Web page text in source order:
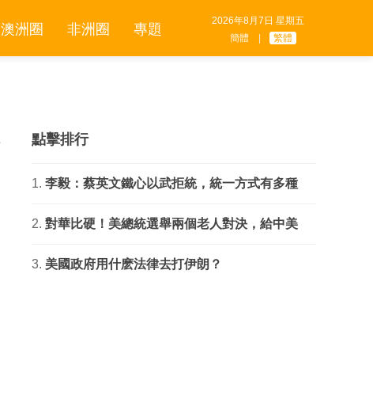
2026年8月7日 星期五
簡體
繁體
澳洲圈 非洲圈 專題
點擊排行
李毅：蔡英文鐵心以武拒統，統一方式有多種
對華比硬！美總統選舉兩個老人對決，給中美
美國政府用什麽法律去打伊朗？